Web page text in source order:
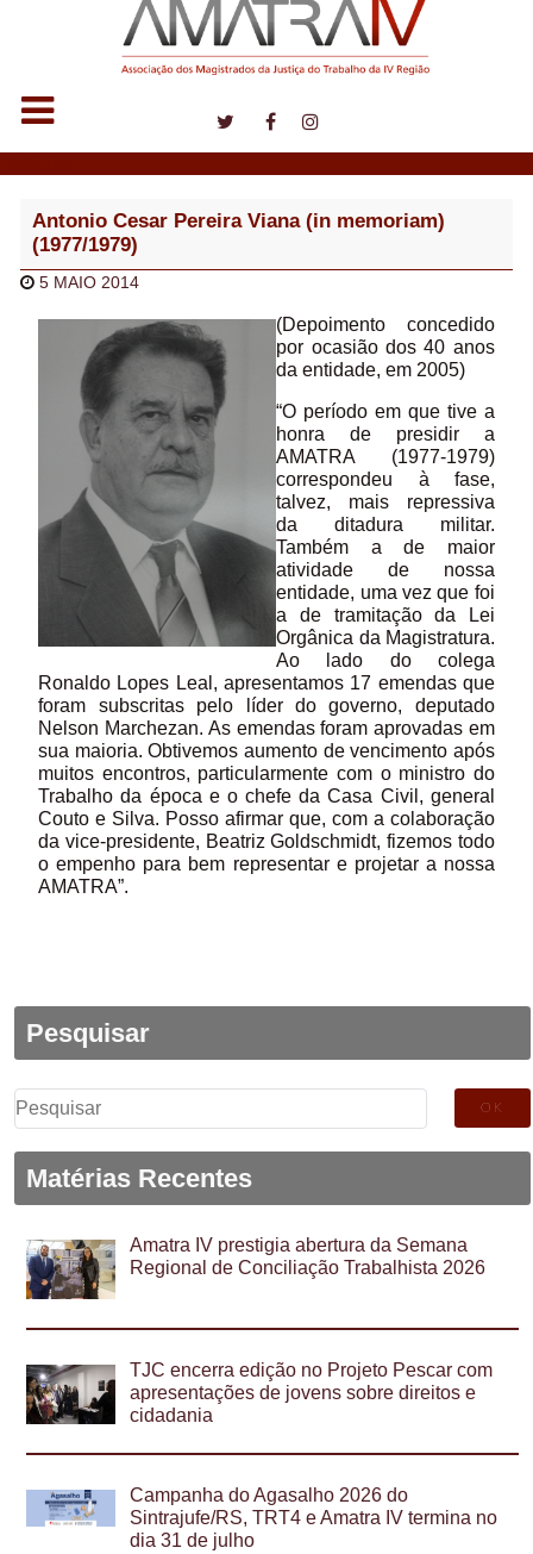
Antonio Cesar Pereira Viana (in memoriam)
(1977/1979)
5 MAIO 2014
(Depoimento concedido
por ocasião dos 40 anos
da entidade, em 2005)
“O período em que tive a
honra de presidir a
AMATRA (1977-1979)
correspondeu à fase,
talvez, mais repressiva
da ditadura militar.
Também a de maior
atividade de nossa
entidade, uma vez que foi
a de tramitação da Lei
Orgânica da Magistratura.
Ao lado do colega
Ronaldo Lopes Leal, apresentamos 17 emendas que
foram subscritas pelo líder do governo, deputado
Nelson Marchezan. As emendas foram aprovadas em
sua maioria. Obtivemos aumento de vencimento após
muitos encontros, particularmente com o ministro do
Trabalho da época e o chefe da Casa Civil, general
Couto e Silva. Posso afirmar que, com a colaboração
da vice-presidente, Beatriz Goldschmidt, fizemos todo
o empenho para bem representar e projetar a nossa
AMATRA”.
Pesquisar
Pesquisar
por:
Matérias Recentes
Amatra IV prestigia abertura da Semana
Regional de Conciliação Trabalhista 2026
TJC encerra edição no Projeto Pescar com
apresentações de jovens sobre direitos e
cidadania
Campanha do Agasalho 2026 do
Sintrajufe/RS, TRT4 e Amatra IV termina no
dia 31 de julho